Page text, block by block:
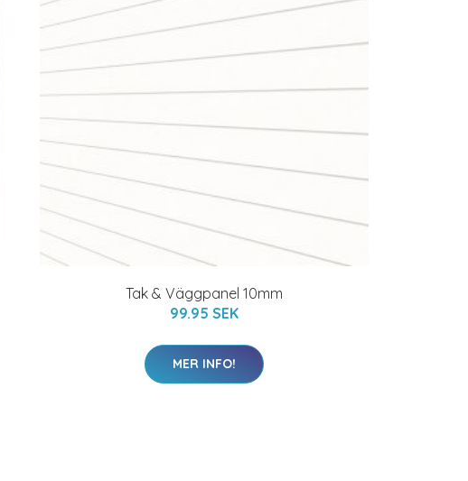
Tak & Väggpanel 10mm
99.95 SEK
MER INFO!